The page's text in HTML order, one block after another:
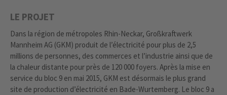
LE PROJET
Dans la région de métropoles Rhin-Neckar, Großkraftwerk
Mannheim AG (GKM) produit de l’électricité pour plus de 2,5
millions de personnes, des commerces et l’industrie ainsi que de
la chaleur distante pour près de 120 000 foyers. Après la mise en
service du bloc 9 en mai 2015, GKM est désormais le plus grand
site de production d’électricité en Bade-Wurtemberg. Le bloc 9 a